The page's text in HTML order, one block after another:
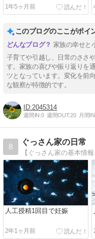
1年5ヶ月前
このブログのここがポイ
家族の幸せと
子育てや引越し、日常のささ
す。家族の喜びや振り返りを
ツとなっています。変化を前
な観察が特徴的です。
2045314
週間IN:0 週間OUT:20 月間
8
ぐっさん家の日常
人工授精1回目で妊娠
2年1ヶ月前